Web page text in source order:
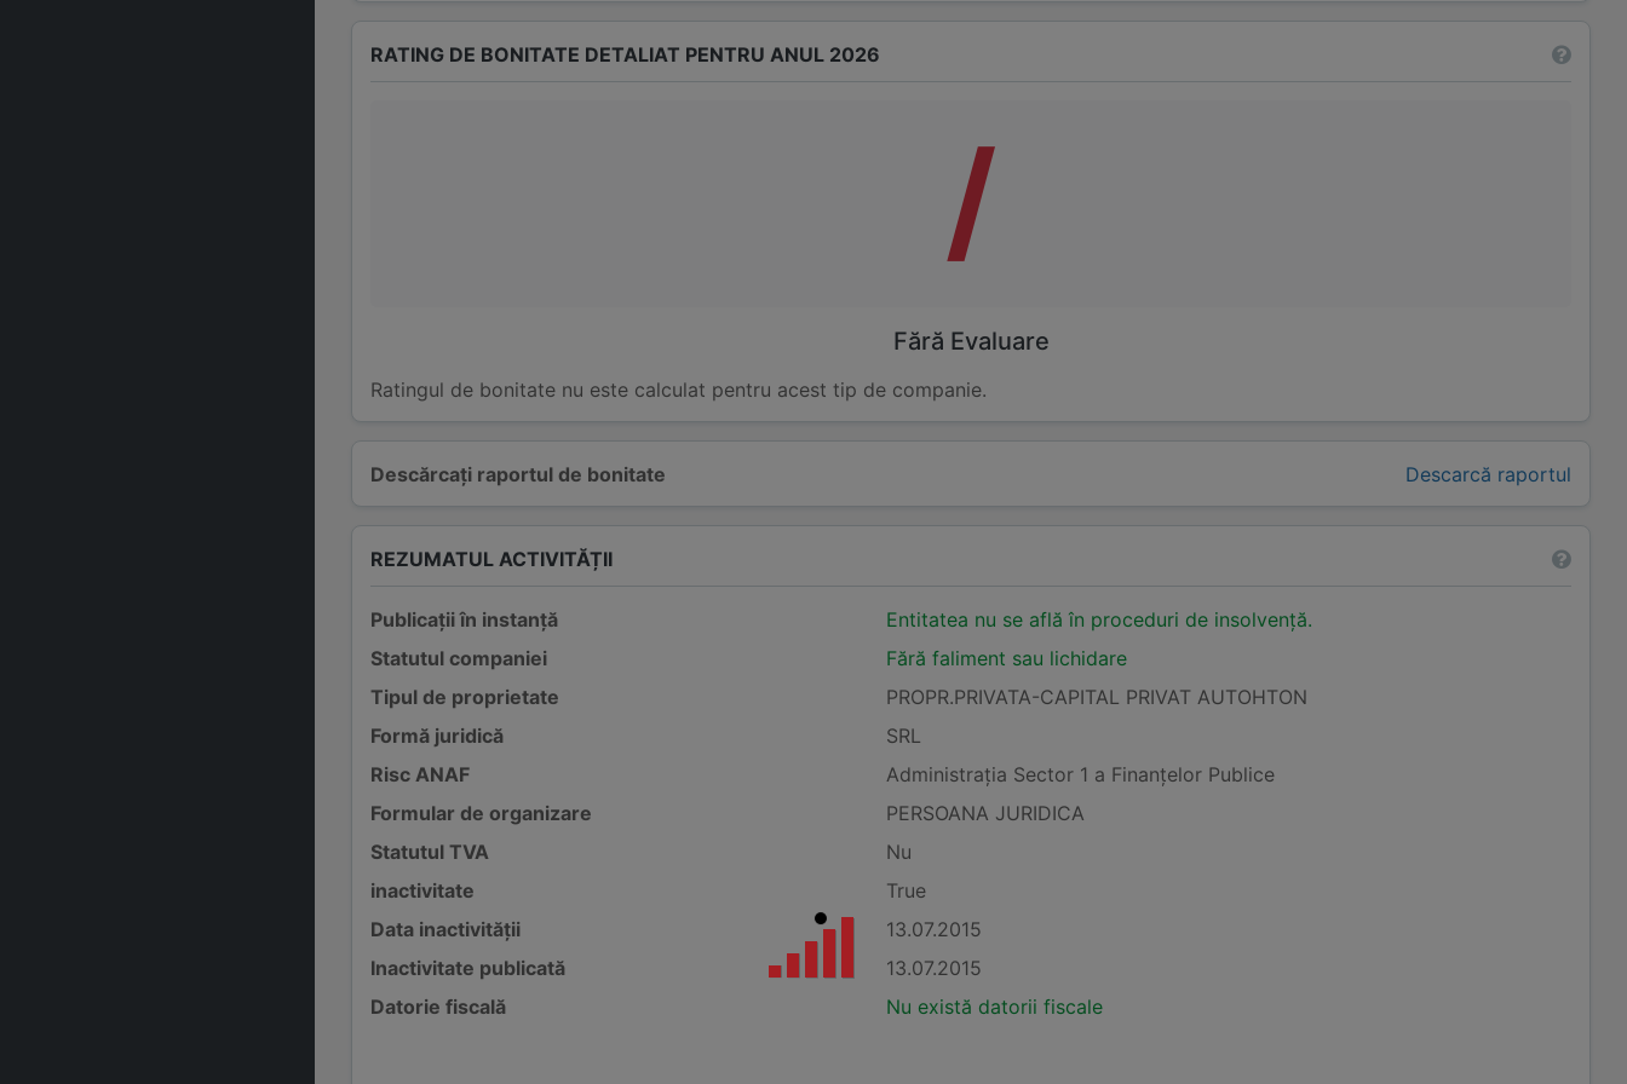
Descărcați raportul de bonitate Descarcă raportul
RATING DE BONITATE DETALIAT PENTRU ANUL 2026
/
Fără Evaluare
Ratingul de bonitate nu este calculat pentru acest tip de companie.
REZUMATUL ACTIVITĂȚII
Publicații în instanță
Entitatea nu se află în proceduri de insolvență.
Statutul companiei
Fără faliment sau lichidare
Tipul de proprietate
PROPR.PRIVATA-CAPITAL PRIVAT AUTOHTON
Formă juridică
SRL
Risc ANAF
Administraţia Sector 1 a Finanţelor Publice
Formular de organizare
PERSOANA JURIDICA
Statutul TVA
Nu
inactivitate
True
Data inactivității
13.07.2015
Inactivitate publicată
13.07.2015
Datorie fiscală
Nu există datorii fiscale